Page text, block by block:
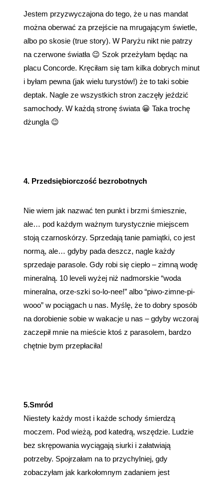
Jestem przyzwyczajona do tego, że u nas mandat
można oberwać za przejście na mrugającym świetle,
albo po skosie (true story). W Paryżu nikt nie patrzy
na czerwone światła 😉 Szok przeżyłam będąc na
placu Concorde. Kręciłam się tam kilka dobrych minut
i byłam pewna (jak wielu turystów!) że to taki sobie
deptak. Nagle ze wszystkich stron zaczęły jeździć
samochody. W każdą stronę świata 😀 Taka trochę
dżungla 😉
4. Przedsiębiorczość bezrobotnych
Nie wiem jak nazwać ten punkt i brzmi śmiesznie,
ale… pod każdym ważnym turystycznie miejscem
stoją czarnoskórzy. Sprzedają tanie pamiątki, co jest
normą, ale… gdyby pada deszcz, nagle każdy
sprzedaje parasole. Gdy robi się ciepło – zimną wodę
mineralną. 10 leveli wyżej niż nadmorskie “woda
mineralna, orze-szki so-lo-nee!” albo “piwo-zimne-pi-
wooo” w pociągach u nas. Myślę, że to dobry sposób
na dorobienie sobie w wakacje u nas – gdyby wczoraj
zaczepił mnie na mieście ktoś z parasolem, bardzo
chętnie bym przepłaciła!
5.Smród
Niestety każdy most i każde schody śmierdzą
moczem. Pod wieżą, pod katedrą, wszędzie. Ludzie
bez skrępowania wyciągają siurki i załatwiają
potrzeby. Spojrzałam na to przychylniej, gdy
zobaczyłam jak karkołomnym zadaniem jest